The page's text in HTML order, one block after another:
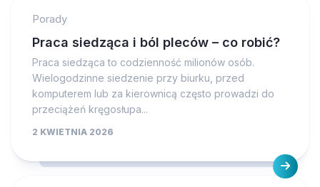
Porady
Praca siedząca i ból pleców – co robić?
Praca siedząca to codzienność milionów osób.
Wielogodzinne siedzenie przy biurku, przed
komputerem lub za kierownicą często prowadzi do
przeciążeń kręgosłupa...
2 KWIETNIA 2026